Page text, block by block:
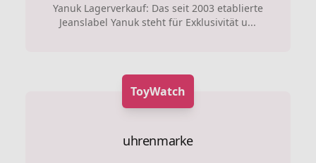
Yanuk Lagerverkauf: Das seit 2003 etablierte
Jeanslabel Yanuk steht für Exklusivität u...
ToyWatch
uhrenmarke